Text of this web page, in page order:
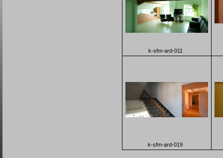
k-sfm-ard-011
k-sfm-ard-019